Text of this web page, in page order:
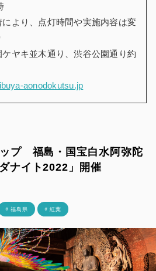
より、点灯時間や実施内容は変
ヤキ並木通り、渋谷公園通り約
aonodokutsu.jp
プ 福島・国宝白水阿弥陀
ナイト2022」開催
# 福島県 # 紅葉